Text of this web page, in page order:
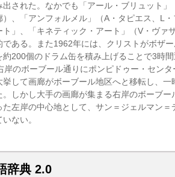
された。なかでも「 アール・ブリュット
、「 アンフォルメル 」（A・タピエス、L
ト 」、「 キネティック・アート 」（V・ヴァ
ある。また1962年には、クリストがボザ
約200個のドラム缶を積み上げることで3時
岸のボーブール通りにポンピドゥー・センタ
して画廊がボーブール地区へと移転し、一
しかし大手の画廊が集まる右岸のボーブ
左岸の中心地として、サン＝ジェルマン＝
ない。
辞典 2.0